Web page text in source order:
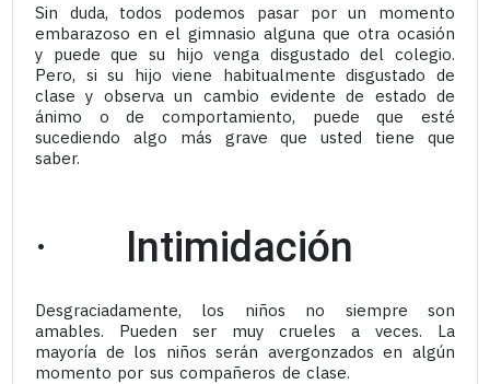
Sin duda, todos podemos pasar por un momento
embarazoso en el gimnasio alguna que otra ocasión
y puede que su hijo venga disgustado del colegio.
Pero, si su hijo viene habitualmente disgustado de
clase y observa un cambio evidente de estado de
ánimo o de comportamiento, puede que esté
sucediendo algo más grave que usted tiene que
saber.
· Intimidación
Desgraciadamente, los niños no siempre son
amables. Pueden ser muy crueles a veces. La
mayoría de los niños serán avergonzados en algún
momento por sus compañeros de clase.